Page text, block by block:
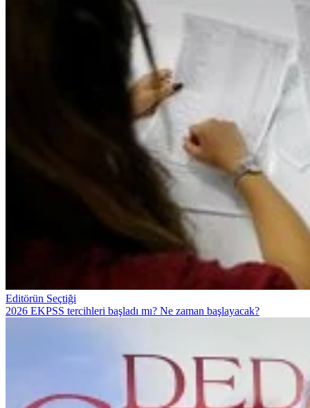
Editörün Seçtiği
2026 EKPSS tercihleri başladı mı? Ne zaman başlayacak?